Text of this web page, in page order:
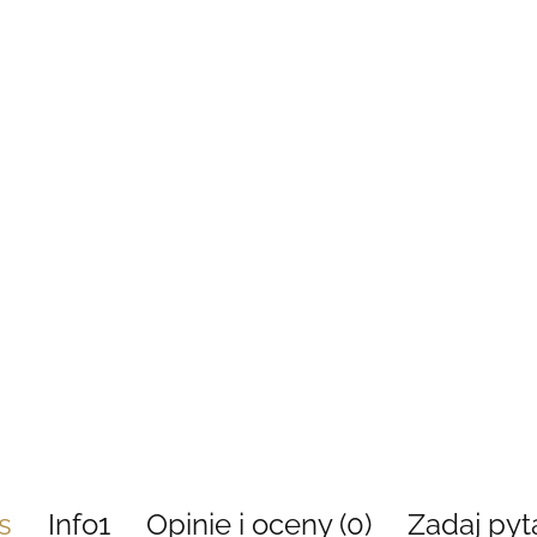
Info1 Opinie i oceny (0) Zadaj